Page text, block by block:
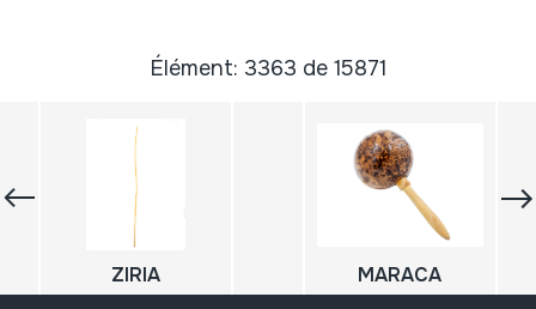
Élément: 3363 de 15871
ZIRIA MARACA